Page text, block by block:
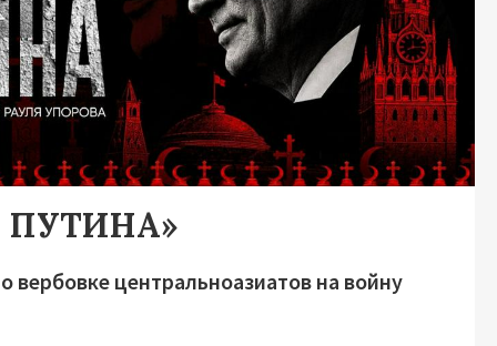
ПУТИНА»
вербовке центральноазиатов на войну